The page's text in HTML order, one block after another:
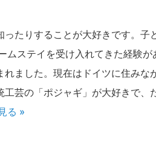
たりすることが大好きです。子
ムステイを受け入れてきた経験
ました。現在はドイツに住みな
芸の「ポジャギ」が大好きで、
る »